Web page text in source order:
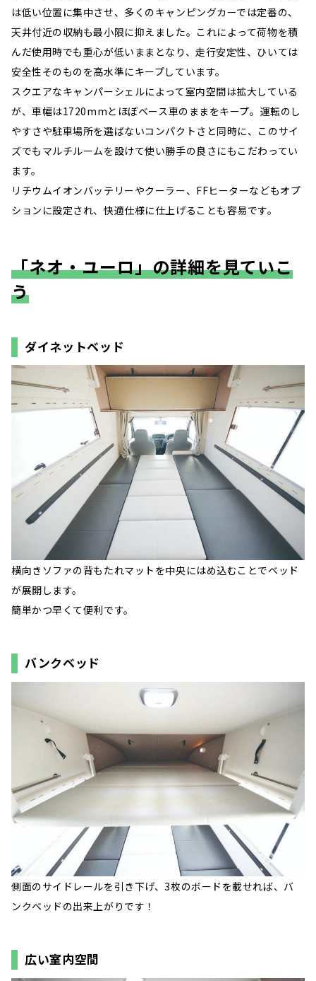
は低い位置に集中させ、多くのキャンピングカーでは定番の、
天井付近の収納も最小限に抑えました。これによって荷物を積
んだ使用時でも重心が低いままとなり、走行安定性、ひいては
安全性そのものを高水準にキープしています。
スクエアなキャンパーシェルによって室内空間は拡大している
が、車幅は1720mmとほぼベース車のままをキープ。運転のし
やすさや駐車場所を選ばないコンパクトさと同時に、このサイ
ズでもマルチルームを設けて使い勝手の良さにもこだわってい
ます。
リチウムイオンバッテリーやクーラー、FFヒーターなどもオプ
ションに設定され、快適仕様に仕上げることも容易です。
「ネオ・ユーロ」の詳細を見ていこ
う
ダイネットベッド
横向きソファの背もたれマットを中央にはめ込むことでベッド
が展開します。
簡単かつ早くて便利です。
バンクベッド
側面のサイドレールを引き下げ、3枚のボードを載せれば、バ
ンクベッドの出来上がりです！
広い室内空間